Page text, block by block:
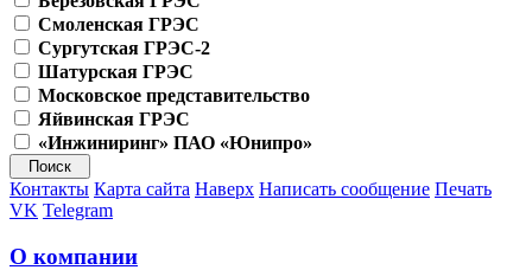
Смоленская ГРЭС
Сургутская ГРЭС-2
Шатурская ГРЭС
Московское представительство
Яйвинская ГРЭС
«Инжиниринг» ПАО «Юнипро»
Контакты Карта сайта Наверх Написать сообщение Печать
VK Telegram
О компании